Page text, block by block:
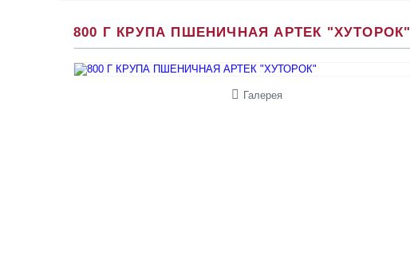
800 Г КРУПА ПШЕНИЧНАЯ АРТЕК "ХУТОРОК"
Галерея